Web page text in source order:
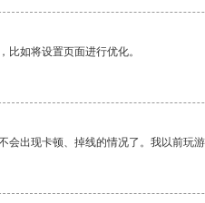
如将设置页面进行优化。
出现卡顿、掉线的情况了。我以前玩